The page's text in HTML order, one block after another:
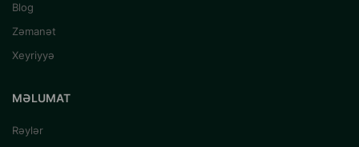
Blog
Zəmanət
Xeyriyyə
MƏLUMAT
Rəylər